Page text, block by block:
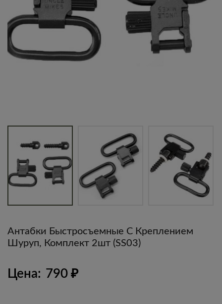
Антабки Быстросъемные С Креплением
Шуруп, Комплект 2шт (SS03)
Цена: 790 ₽